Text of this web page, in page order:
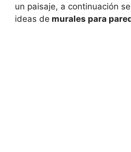
un paisaje, a continuación
ideas de murales para